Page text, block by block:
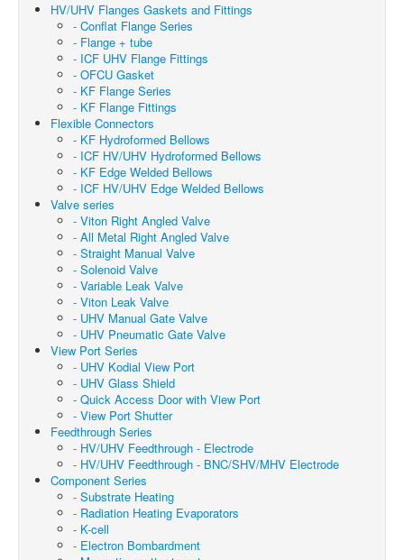
HV/UHV Flanges Gaskets and Fittings
- Conflat Flange Series
- Flange + tube
- ICF UHV Flange Fittings
- OFCU Gasket
- KF Flange Series
- KF Flange Fittings
Flexible Connectors
- KF Hydroformed Bellows
- ICF HV/UHV Hydroformed Bellows
- KF Edge Welded Bellows
- ICF HV/UHV Edge Welded Bellows
Valve series
- Viton Right Angled Valve
- All Metal Right Angled Valve
- Straight Manual Valve
- Solenoid Valve
- Variable Leak Valve
- Viton Leak Valve
- UHV Manual Gate Valve
- UHV Pneumatic Gate Valve
View Port Series
- UHV Kodial View Port
- UHV Glass Shield
- Quick Access Door with View Port
- View Port Shutter
Feedthrough Series
- HV/UHV Feedthrough - Electrode
- HV/UHV Feedthrough - BNC/SHV/MHV Electrode
Component Series
- Substrate Heating
- Radiation Heating Evaporators
- K-cell
- Electron Bombardment